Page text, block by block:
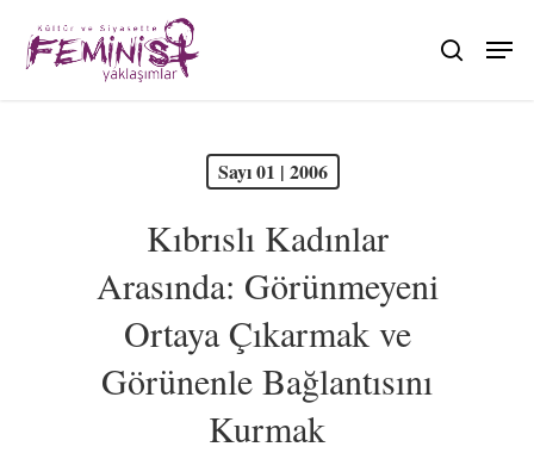
main
search
Sayı 01 | 2006
Kıbrıslı Kadınlar
Arasında: Görünmeyeni
Ortaya Çıkarmak ve
Görünenle Bağlantısını
Kurmak